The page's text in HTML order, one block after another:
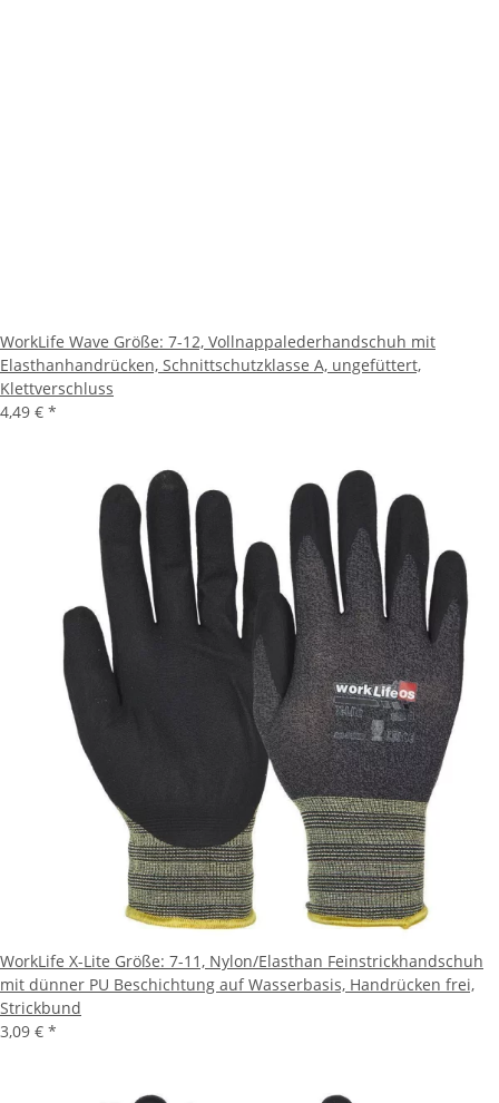
WorkLife Wave Größe: 7-12, Vollnappalederhandschuh mit
Elasthanhandrücken, Schnittschutzklasse A, ungefüttert,
Klettverschluss
4,49 € *
WorkLife X-Lite Größe: 7-11, Nylon/Elasthan Feinstrickhandschuh
mit dünner PU Beschichtung auf Wasserbasis, Handrücken frei,
Strickbund
3,09 € *